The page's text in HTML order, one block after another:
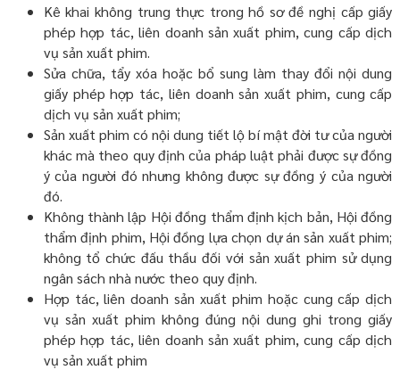
Kê khai không trung thực trong hồ sơ đề nghị cấp giấy
phép hợp tác, liên doanh sản xuất phim, cung cấp dịch
vụ sản xuất phim.
Sửa chữa, tẩy xóa hoặc bổ sung làm thay đổi nội dung
giấy phép hợp tác, liên doanh sản xuất phim, cung cấp
dịch vụ sản xuất phim;
Sản xuất phim có nội dung tiết lộ bí mật đời tư của người
khác mà theo quy định của pháp luật phải được sự đồng
ý của người đó nhưng không được sự đồng ý của người
đó.
Không thành lập Hội đồng thẩm định kịch bản, Hội đồng
thẩm định phim, Hội đồng lựa chọn dự án sản xuất phim;
không tổ chức đấu thầu đối với sản xuất phim sử dụng
ngân sách nhà nước theo quy định.
Hợp tác, liên doanh sản xuất phim hoặc cung cấp dịch
vụ sản xuất phim không đúng nội dung ghi trong giấy
phép hợp tác, liên doanh sản xuất phim, cung cấp dịch
vụ sản xuất phim